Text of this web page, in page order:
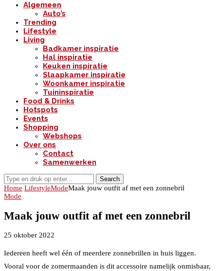
Algemeen
Auto’s
Trending
Lifestyle
Living
Badkamer inspiratie
Hal inspiratie
Keuken inspiratie
Slaapkamer inspiratie
Woonkamer inspiratie
Tuininspiratie
Food & Drinks
Hotspots
Events
Shopping
Webshops
Over ons
Contact
Samenwerken
Search
Home LifestyleModeMaak jouw outfit af met een zonnebril
Mode
Maak jouw outfit af met een zonnebril
25 oktober 2022
Iedereen heeft wel één of meerdere zonnebrillen in huis liggen.
Vooral voor de zomermaanden is dit accessoire namelijk onmisbaar,